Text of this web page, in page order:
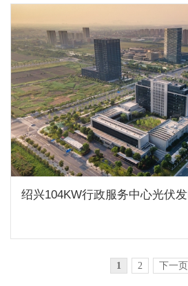
绍兴104KW行政服务中心光伏
1 2 下一